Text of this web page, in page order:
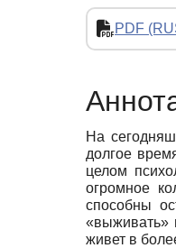
PDF
На
долгое
целом
огромное
способны
«выживать»
живет в